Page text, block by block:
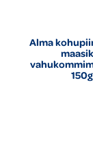
Alma
150g